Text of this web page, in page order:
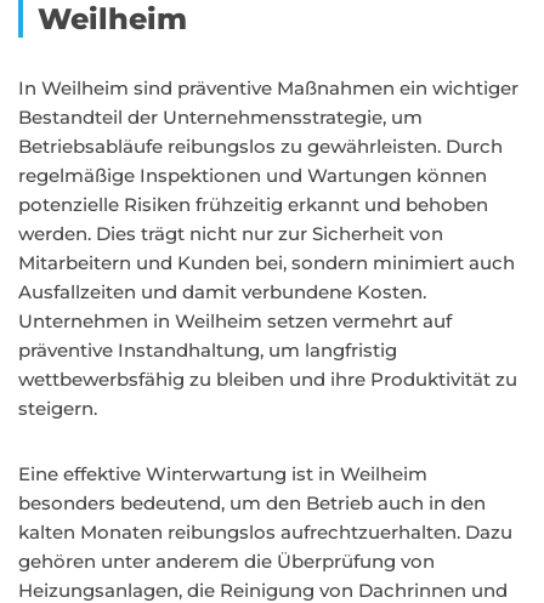
Weilheim
In Weilheim sind präventive Maßnahmen ein wichtiger
Bestandteil der Unternehmensstrategie, um
Betriebsabläufe reibungslos zu gewährleisten. Durch
regelmäßige Inspektionen und Wartungen können
potenzielle Risiken frühzeitig erkannt und behoben
werden. Dies trägt nicht nur zur Sicherheit von
Mitarbeitern und Kunden bei, sondern minimiert auch
Ausfallzeiten und damit verbundene Kosten.
Unternehmen in Weilheim setzen vermehrt auf
präventive Instandhaltung, um langfristig
wettbewerbsfähig zu bleiben und ihre Produktivität zu
steigern.
Eine effektive Winterwartung ist in Weilheim
besonders bedeutend, um den Betrieb auch in den
kalten Monaten reibungslos aufrechtzuerhalten. Dazu
gehören unter anderem die Überprüfung von
Heizungsanlagen, die Reinigung von Dachrinnen und